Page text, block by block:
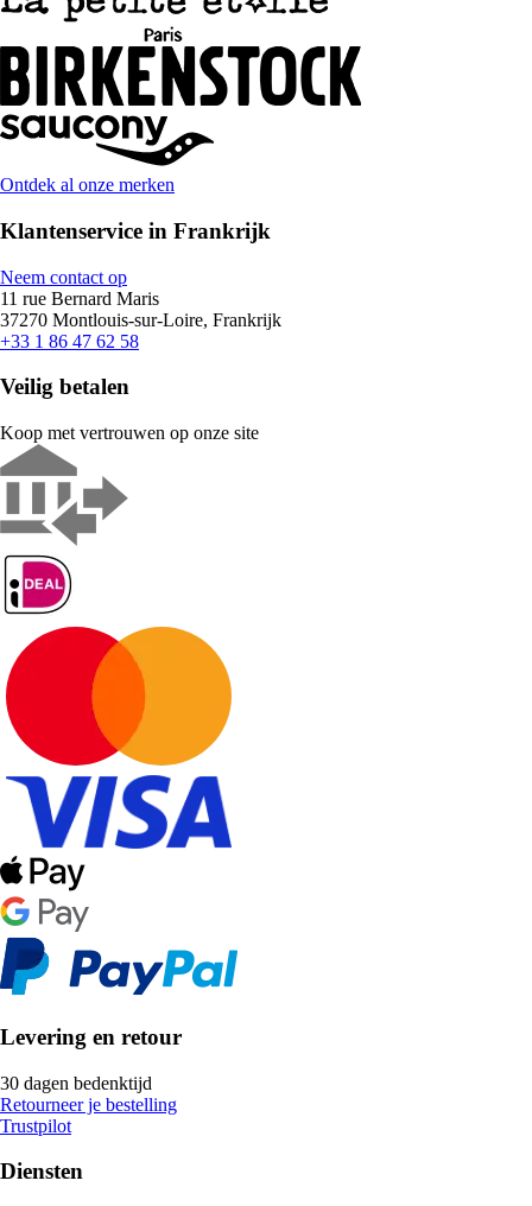
Ontdek al onze merken
Klantenservice in Frankrijk
Neem contact op
11 rue Bernard Maris
37270 Montlouis-sur-Loire, Frankrijk
+33 1 86 47 62 58
Veilig betalen
Koop met vertrouwen op onze site
Levering en retour
30 dagen bedenktijd
Retourneer je bestelling
Trustpilot
Diensten